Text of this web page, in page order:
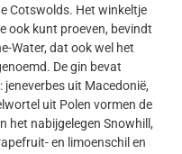
Cotswolds. Het winkeltje
ook kunt proeven, bevindt
Water, dat ook wel het
De gin bevat
uit Macedonië,
uit Polen vormen de
het nabijgelegen Snowhill,
en limoenschil en